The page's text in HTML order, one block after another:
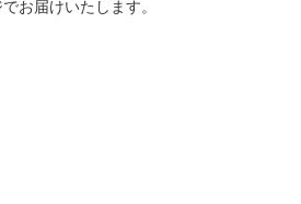
お届けいたします。